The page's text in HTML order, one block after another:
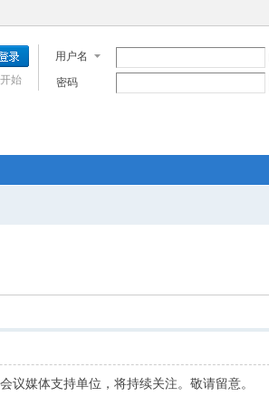
用户名
密码
始
议媒体支持单位，将持续关注。敬请留意。